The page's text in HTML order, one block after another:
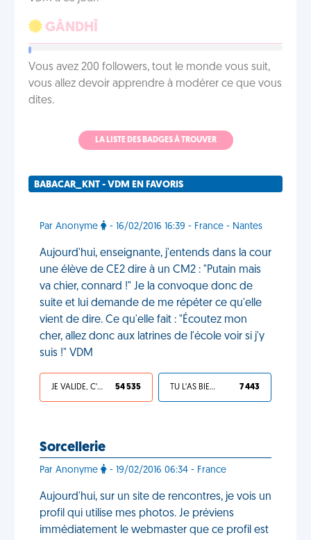
GÂNDHÎ
Vous avez 200 followers, tout le monde vous suit,
vous allez devoir apprendre à modérer ce que vous
dites.
LA LISTE DES BADGES À TROUVER
BABACAR_KNT - VDM EN FAVORIS
Par Anonyme - 16/02/2016 16:39 - France - Nantes
Aujourd'hui, enseignante, j'entends dans la cour
une élève de CE2 dire à un CM2 : "Putain mais
va chier, connard !" Je la convoque donc de
suite et lui demande de me répéter ce qu'elle
vient de dire. Ce qu'elle fait : "Écoutez mon
cher, allez donc aux latrines de l'école voir si j'y
suis !" VDM
JE VALIDE, C'EST UNE VDM 54 535 TU L'AS BIEN MÉRITÉ 7 443
Sorcellerie
Par Anonyme - 19/02/2016 06:34 - France
Aujourd'hui, sur un site de rencontres, je vois un
profil qui utilise mes photos. Je préviens
immédiatement le webmaster que ce profil est